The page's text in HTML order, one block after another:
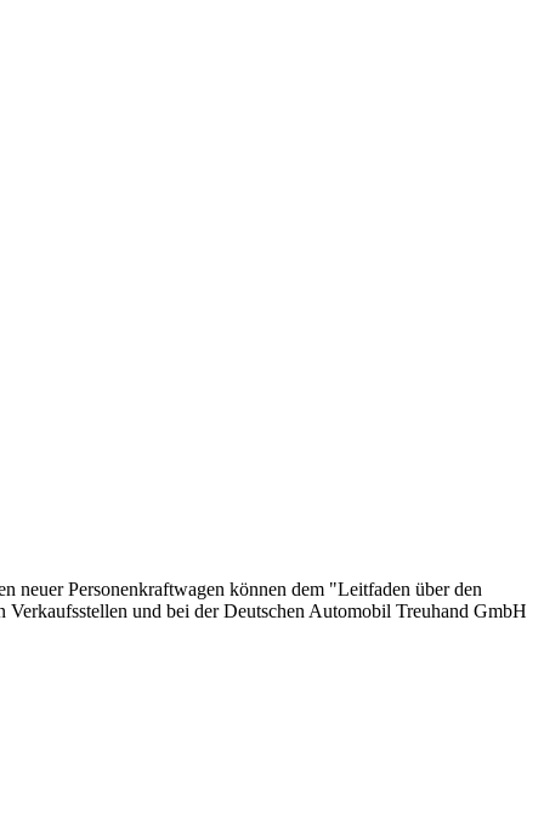
Personenkraftwagen können dem "Leitfaden über den
und bei der Deutschen Automobil Treuhand GmbH